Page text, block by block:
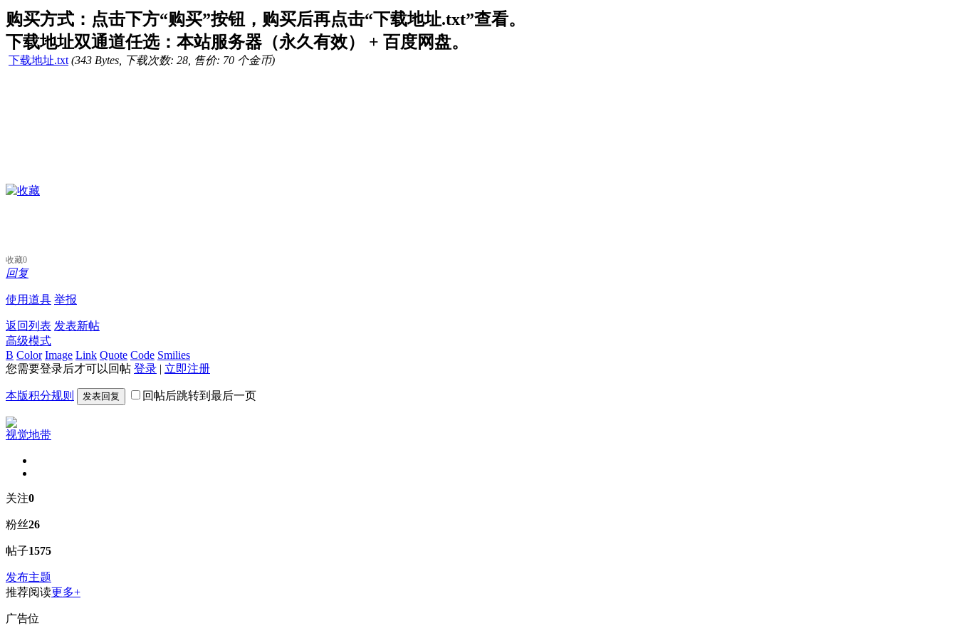
购买方式：点击下方“购买”按钮，购买后再点击“下载地址.txt”查看。
下载地址双通道任选：本站服务器（永久有效） + 百度网盘。
下载地址.txt (343 Bytes, 下载次数: 28, 售价: 70 个金币)
收藏0
回复
使用道具 举报
返回列表 发表新帖
高级模式
B Color Image Link Quote Code Smilies
您需要登录后才可以回帖 登录 | 立即注册
本版积分规则 发表回复 回帖后跳转到最后一页
视觉地带
关注0
粉丝26
帖子1575
发布主题
推荐阅读更多+
广告位